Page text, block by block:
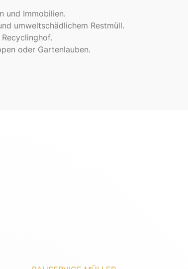
und Immobilien.
umweltschädlichem Restmüll.
oder Gartenlauben.